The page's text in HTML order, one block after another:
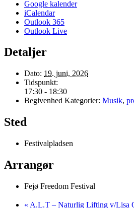
Google kalender
iCalendar
Outlook 365
Outlook Live
Detaljer
Dato: 19. juni, 2026
Tidspunkt:
17:30 - 18:30
Begivenhed Kategorier: Musik,
Sted
Festivalpladsen
Arrangør
Fejø Freedom Festival
« A.L.T – Naturlig Lifting v/Lisa